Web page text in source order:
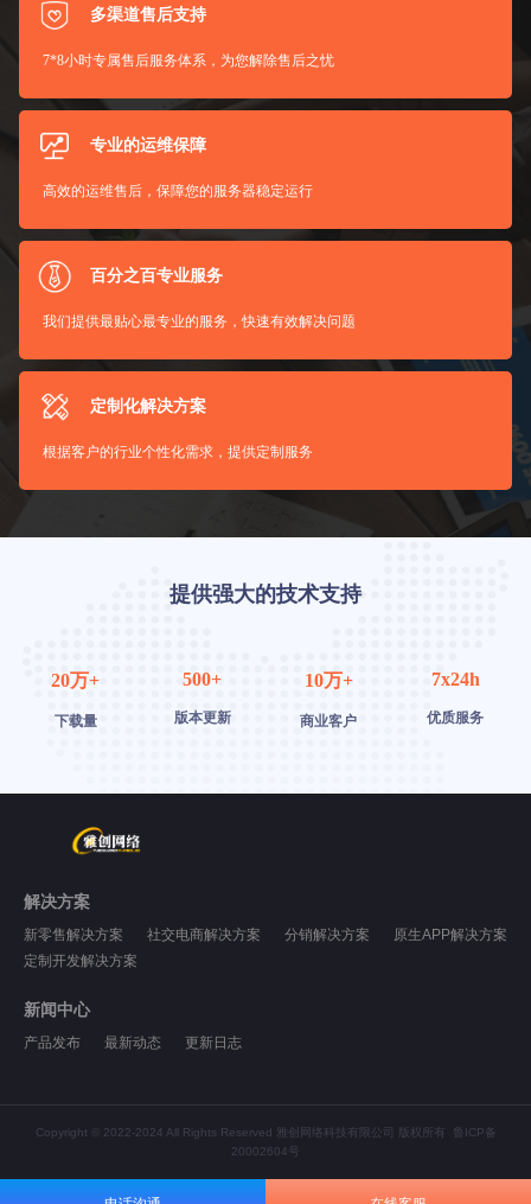
多渠道售后支持
7*8小时专属售后服务体系，为您解除售后之忧
专业的运维保障
高效的运维售后，保障您的服务器稳定运行
百分之百专业服务
我们提供最贴心最专业的服务，快速有效解决问题
定制化解决方案
根据客户的行业个性化需求，提供定制服务
提供强大的技术支持
20万+
下载量
500+
版本更新
10万+
商业客户
7x24h
优质服务
解决方案
新零售解决方案 社交电商解决方案 分销解决方案
原生APP解决方案
定制开发解决方案
新闻中心
产品发布 最新动态 更新日志
Copyright © 2022-2024 All Rights Reserved 雅创网络科技有限公司 版权所有
鲁ICP备
20002604号